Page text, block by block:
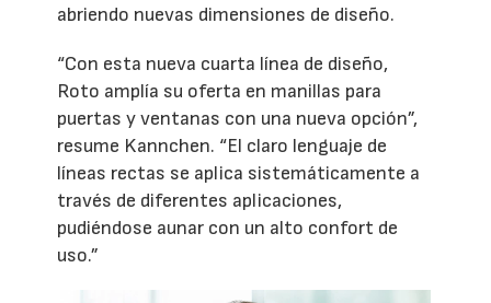
abriendo nuevas dimensiones de diseño.
“Con esta nueva cuarta línea de diseño,
Roto amplía su oferta en manillas para
puertas y ventanas con una nueva opción”,
resume Kannchen. “El claro lenguaje de
líneas rectas se aplica sistemáticamente a
través de diferentes aplicaciones,
pudiéndose aunar con un alto confort de
uso.”